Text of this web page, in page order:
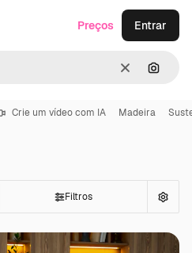
Limpar
Preços Entrar
Crie um vídeo com IA Madeira
Filtros